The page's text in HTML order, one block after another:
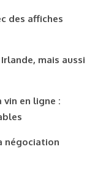
des affiches
mais aussi
vin en ligne :
négociation